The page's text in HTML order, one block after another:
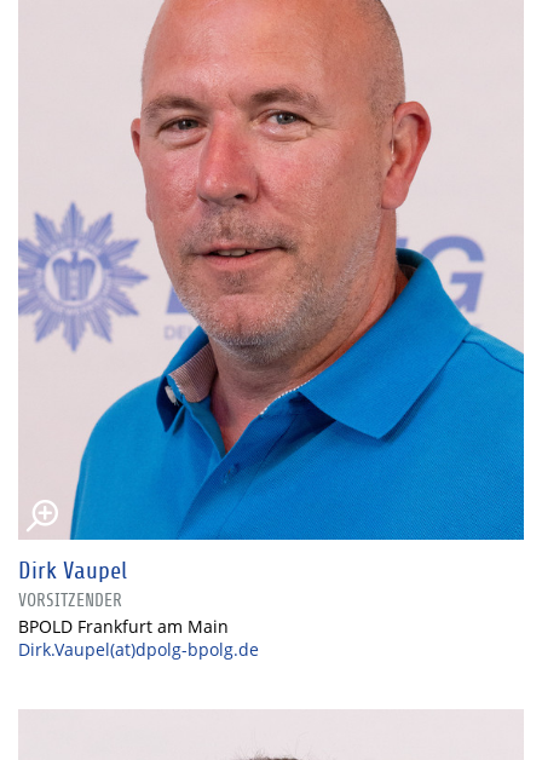
Dirk Vaupel
VORSITZENDER
BPOLD Frankfurt am Main
Dirk.Vaupel(at)dpolg-bpolg.de